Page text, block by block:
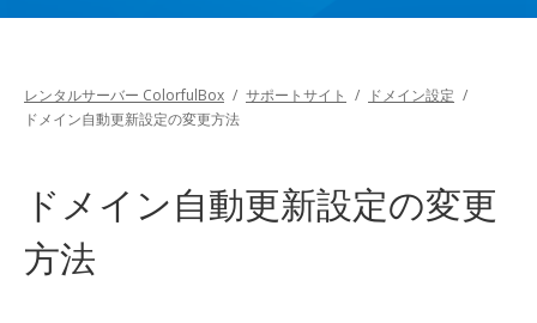
レンタルサーバー ColorfulBox / サポートサイト / ドメイン設定 /
ドメイン自動更新設定の変更方法
ドメイン自動更新設定の変更
方法